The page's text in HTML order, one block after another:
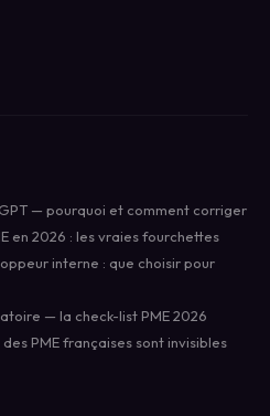
— pourquoi et comment corriger
en 2026 : les vraies fourchettes
interne : que choisir pour
— la check-list PME 2026
PME françaises sont invisibles